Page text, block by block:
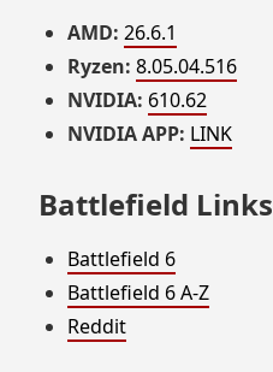
AMD: 26.6.1
Ryzen: 8.05.04.516
NVIDIA: 610.62
NVIDIA APP: LINK
Battlefield Links
Battlefield 6
Battlefield 6 A-Z
Reddit